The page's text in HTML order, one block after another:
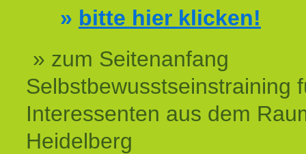
» bitte hier klicken!
» zum Seitenanfang
Selbstbewusstseinstraining
Interessenten aus dem
Heidelberg